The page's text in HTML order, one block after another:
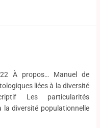
À propos… Manuel de
liées à la diversité
Les particularités
la diversité populationnelle